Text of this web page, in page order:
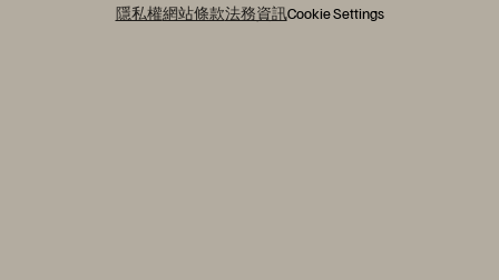
隱私權網站條款法務資訊Cookie Settings